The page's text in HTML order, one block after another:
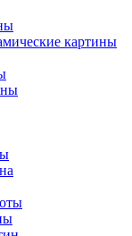
картины